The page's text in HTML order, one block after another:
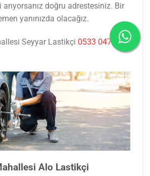
doğru adrestesiniz. Bir
yanınızda olacağız.
Seyyar Lastikçi 0533 047 53
Alo Lastikçi